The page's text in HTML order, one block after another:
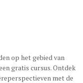
op het gebied van
gratis cursus. Ontdek
met de